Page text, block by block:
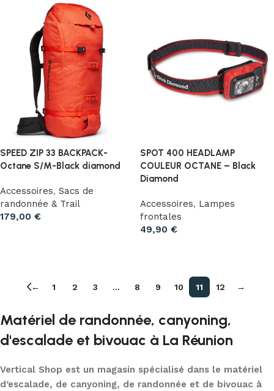
SPEED ZIP 33 BACKPACK-
Octane S/M-Black diamond
Accessoires, Sacs de
randonnée & Trail
179,00 €
SPOT 400 HEADLAMP
COULEUR OCTANE – Black
Diamond
Accessoires, Lampes
frontales
49,90 €
← 1 2 3 … 8 9 10 11 12 →
Matériel de randonnée, canyoning,
d'escalade et bivouac à La Réunion
Vertical Shop est un magasin spécialisé dans le matériel
d’escalade, de canyoning, de randonnée et de bivouac à